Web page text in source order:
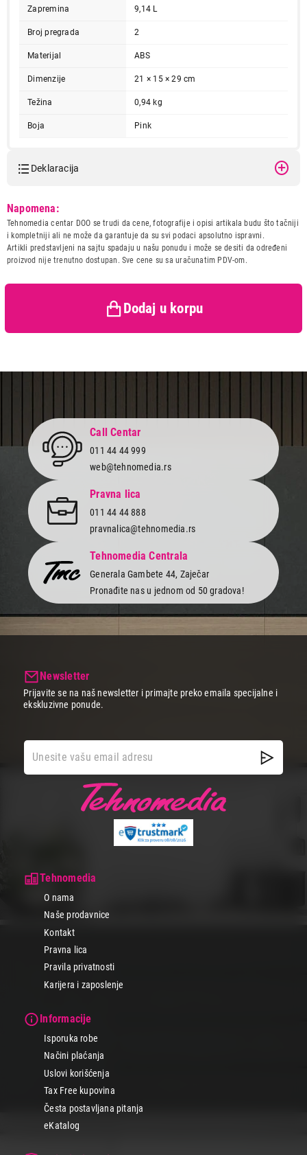
Zapremina 9,14 L
Broj pregrada 2
Materijal ABS
Dimenzije 21 × 15 × 29 cm
Težina 0,94 kg
Boja Pink
Deklaracija
Naziv i vrsta robe:
KOFER
Uvoznik:
Precision DOO
Zemlja porekla:
Kina
Prava potrošača:
Zagarantovana sva prava
zaštiti potrošača
Napomena:
Tehnomedia centar DOO se trudi da cene, fotografije i opisi artikala budu što tačniji
i kompletniji ali ne može da garantuje da su svi podaci apsolutno ispravni.
Artikli predstavljeni na sajtu spadaju u našu ponudu i može se desiti da određeni
proizvod nije trenutno dostupan. Sve cene su sa uračunatim PDV-om.
Dodaj u korpu
4.999,00
Ukupno u korpi:0,00
Nastavi kupovinu
Završi kupovinu
Call Centar
011 44 44 999
web@tehnomedia.rs
Pravna lica
011 44 44 888
pravnalica@tehnomedia.rs
Tehnomedia Centrala
Generala Gambete 44, Zaječar
Pronađite nas u jednom od 50 gradova!
Tehnomedia
O nama
Naše prodavnice
Kontakt
Pravna lica
Pravila privatnosti
Karijera i zaposlenje
Informacije
Isporuka robe
Načini plaćanja
Uslovi korišćenja
Tax Free kupovina
Česta postavljana pitanja
eKatalog
Newsletter
Prijavite se na naš newsletter i primajte preko emaila specijalne i
ekskluzivne ponude.